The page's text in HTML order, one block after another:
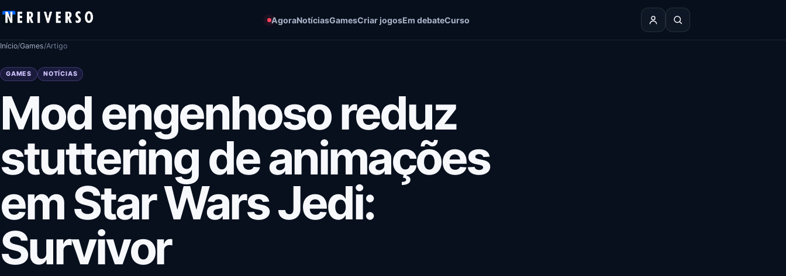
AgoraNotíciasGamesCriar jogosEm debateCurso
Início/Games/Artigo
GAMES NOTÍCIAS
Mod engenhoso reduz
stuttering de animações
em Star Wars Jedi:
Survivor